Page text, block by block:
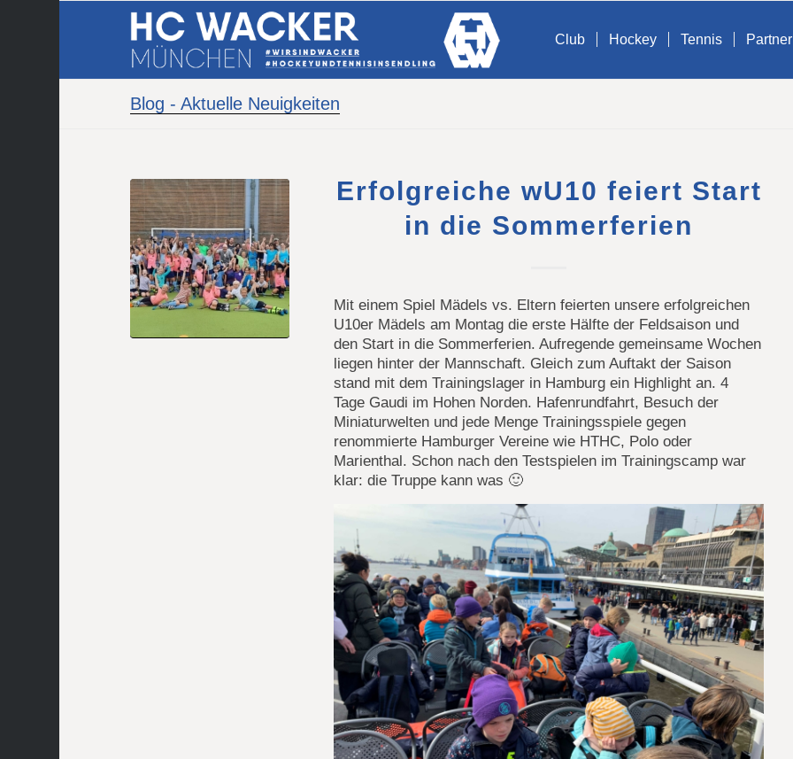
Club Hockey Tennis Partner
Blog - Aktuelle Neuigkeiten
Erfolgreiche wU10 feiert Start
in die Sommerferien
Mit einem Spiel Mädels vs. Eltern feierten unsere erfolgreichen
U10er Mädels am Montag die erste Hälfte der Feldsaison und
den Start in die Sommerferien. Aufregende gemeinsame Wochen
liegen hinter der Mannschaft. Gleich zum Auftakt der Saison
stand mit dem Trainingslager in Hamburg ein Highlight an. 4
Tage Gaudi im Hohen Norden. Hafenrundfahrt, Besuch der
Miniaturwelten und jede Menge Trainingsspiele gegen
renommierte Hamburger Vereine wie HTHC, Polo oder
Marienthal. Schon nach den Testspielen im Trainingscamp war
klar: die Truppe kann was 🙂